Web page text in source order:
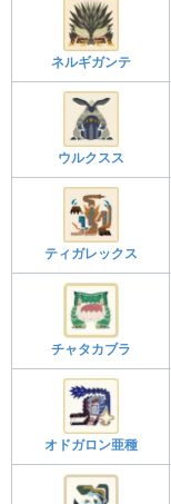
ネルギガンテ
ウルクスス
ティガレックス
チャタカブラ
オドガロン亜種